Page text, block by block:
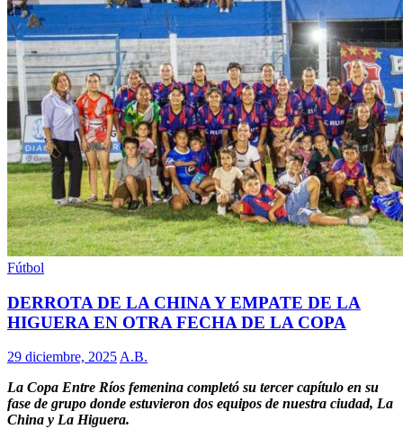
Fútbol
DERROTA DE LA CHINA Y EMPATE DE LA
HIGUERA EN OTRA FECHA DE LA COPA
29 diciembre, 2025A.B.
La Copa Entre Ríos femenina completó su tercer capítulo en su
fase de grupo donde estuvieron dos equipos de nuestra ciudad, La
China y La Higuera.